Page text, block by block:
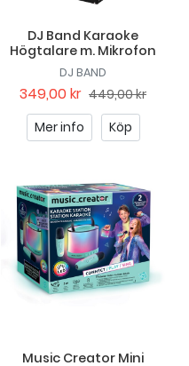
DJ Band Karaoke
Högtalare m. Mikrofon
DJ BAND
349,00 kr 449,00 kr
Mer info
Köp
Music Creator Mini